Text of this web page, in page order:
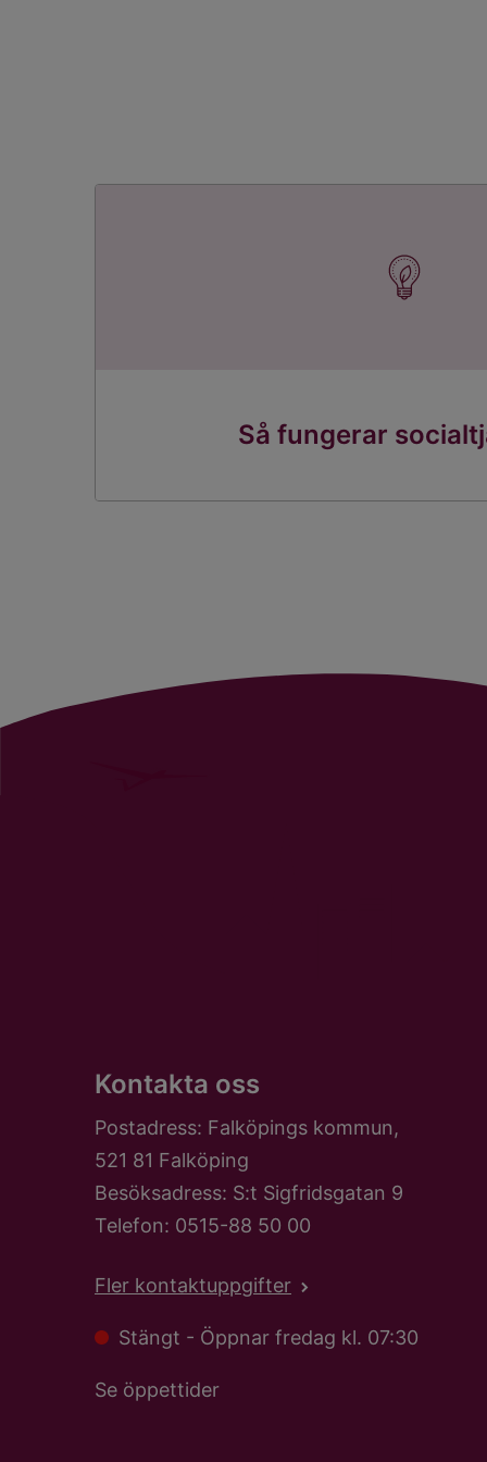
Så fungerar
Kontakta oss
Postadress: Falköpings kommun,
521 81 Falköping
Besöksadress: S:t Sigfridsgatan 9
Telefon: 0515-88 50 00
Fler kontaktuppgifter
Stängt - Öppnar fredag kl. 07:30
Se öppettider